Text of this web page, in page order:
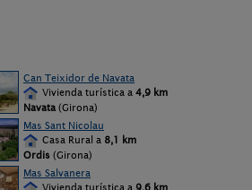
Can Teixidor de Navata
Vivienda turística a 4,9 km
Navata (Girona)
Mas Sant Nicolau
Casa Rural a 8,1 km
Ordis (Girona)
Mas Salvanera
Vivienda turística a 9,6 km